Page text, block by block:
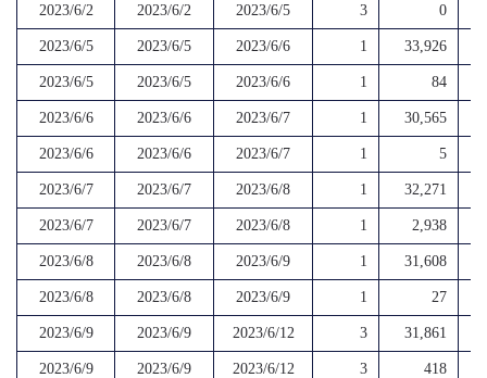
2023/6/2 2023/6/2 2023/6/5 3 0
2023/6/5 2023/6/5 2023/6/6 1 33,926
2023/6/5 2023/6/5 2023/6/6 1 84
2023/6/6 2023/6/6 2023/6/7 1 30,565
2023/6/6 2023/6/6 2023/6/7 1 5
2023/6/7 2023/6/7 2023/6/8 1 32,271
2023/6/7 2023/6/7 2023/6/8 1 2,938
2023/6/8 2023/6/8 2023/6/9 1 31,608
2023/6/8 2023/6/8 2023/6/9 1 27
2023/6/9 2023/6/9 2023/6/12 3 31,861
2023/6/9 2023/6/9 2023/6/12 3 418